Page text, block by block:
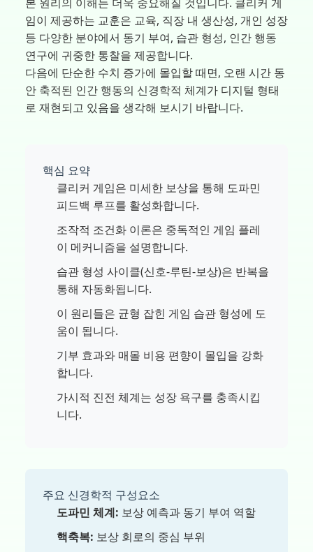
임이 제공하는 교훈은 교육, 직장 내 생산성, 개인 성장
등 다양한 분야에서 동기 부여, 습관 형성, 인간 행동
연구에 귀중한 통찰을 제공합니다.
다음에 단순한 수치 증가에 몰입할 때면, 오랜 시간 동
안 축적된 인간 행동의 신경학적 체계가 디지털 형태
로 재현되고 있음을 생각해 보시기 바랍니다.
핵심 요약
클리커 게임은 미세한 보상을 통해 도파민
피드백 루프를 활성화합니다.
조작적 조건화 이론은 중독적인 게임 플레
이 메커니즘을 설명합니다.
습관 형성 사이클(신호-루틴-보상)은 반복을
통해 자동화됩니다.
이 원리들은 균형 잡힌 게임 습관 형성에 도
움이 됩니다.
기부 효과와 매몰 비용 편향이 몰입을 강화
합니다.
가시적 진전 체계는 성장 욕구를 충족시킵
니다.
주요 신경학적 구성요소
도파민 체계: 보상 예측과 동기 부여 역할
핵축복: 보상 회로의 중심 부위